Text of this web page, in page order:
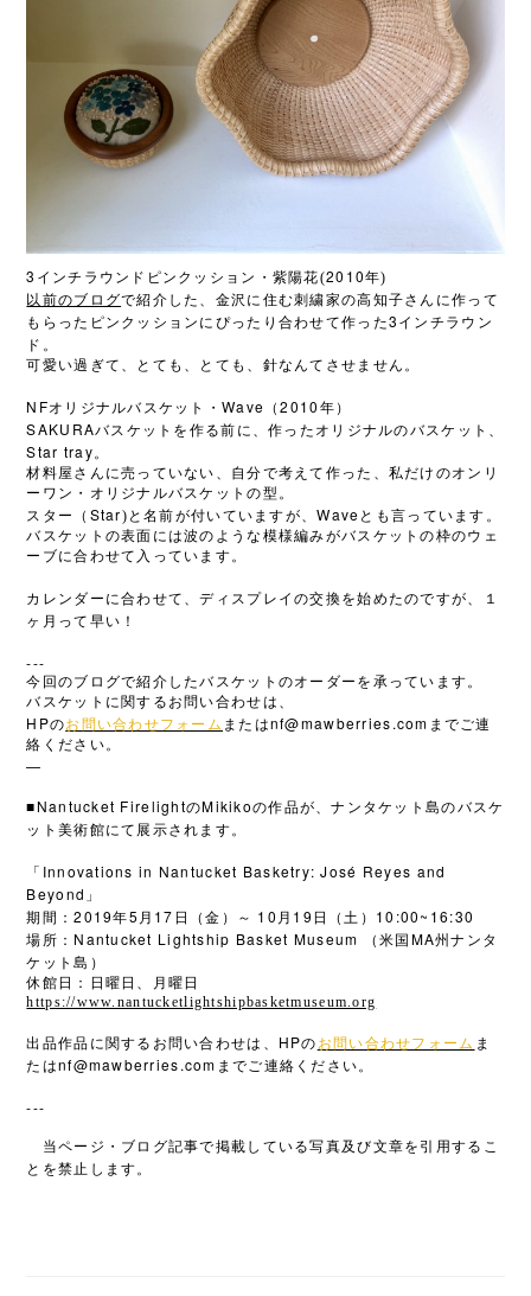
3 インチラウンドピンクッション・紫陽花(2010年)
以前のブログで紹介した、金沢に住む刺繍家の高知子さんに作って
もらったピンクッションにぴったり合わせて作った3 インチラウン
ド。
可愛い過ぎて、とても、とても、針なんてさせません。
NFオリジナルバスケット・Wave （2010 年）
SAKURAバスケットを作る前に、作ったオリジナルのバスケット、
Star tray 。
材料屋さんに売っていない、自分で考えて作った、私だけのオンリ
ーワン・オリジナルバスケットの型。
スター（ Star)と名前が付いていますが、Wave とも言っています。
バスケットの表面には波のような模様編みがバスケットの枠のウェ
ーブに合わせて入っています。
カレンダーに合わせて、ディスプレイの交換を始めたのですが、１
ヶ月って早い！
---
今回のブログで紹介したバスケットのオーダーを承っています。
バスケットに関するお問い合わせは、
HPのお問い合わせフォーム またはnf@mawberries.com までご連
絡ください。
—
■Nantucket FirelightのMikikoの作品が、ナンタケット島のバスケ
ット美術館にて展示されます。
「 Innovations in Nantucket Basketry: José Reyes and
Beyond 」
期間：2019年5 月 17 日（金）～ 10 月 19 日（土） 10:00~16:30
場所： Nantucket Lightship Basket Museum （米国 MA州ナンタ
ケット島）
休館日：日曜日、月曜日
https://www.nantucketlightshipbasketmuseum.org
出品作品に関するお問い合わせは、 HPの お問い合わせフォーム ま
たはnf@mawberries.com までご連絡ください。
---
当ページ・ブログ記事で掲載している写真及び文章を引用するこ
とを禁止します。